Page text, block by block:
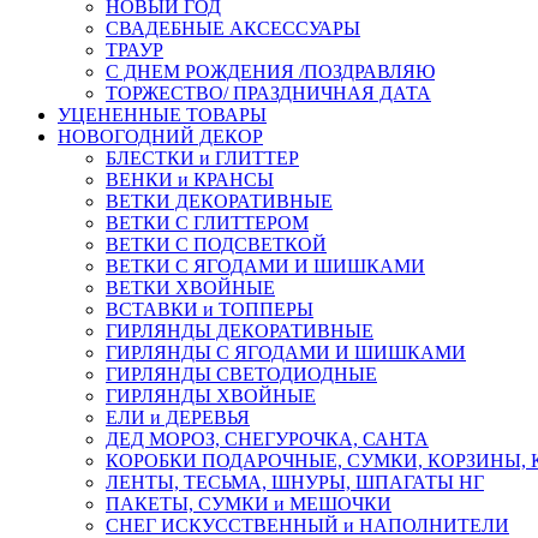
НОВЫЙ ГОД
СВАДЕБНЫЕ АКСЕССУАРЫ
ТРАУР
С ДНЕМ РОЖДЕНИЯ /ПОЗДРАВЛЯЮ
ТОРЖЕСТВО/ ПРАЗДНИЧНАЯ ДАТА
УЦЕНЕННЫЕ ТОВАРЫ
НОВОГОДНИЙ ДЕКОР
БЛЕСТКИ и ГЛИТТЕР
ВЕНКИ и КРАНСЫ
ВЕТКИ ДЕКОРАТИВНЫЕ
ВЕТКИ С ГЛИТТЕРОМ
ВЕТКИ С ПОДСВЕТКОЙ
ВЕТКИ С ЯГОДАМИ И ШИШКАМИ
ВЕТКИ ХВОЙНЫЕ
ВСТАВКИ и ТОППЕРЫ
ГИРЛЯНДЫ ДЕКОРАТИВНЫЕ
ГИРЛЯНДЫ С ЯГОДАМИ И ШИШКАМИ
ГИРЛЯНДЫ СВЕТОДИОДНЫЕ
ГИРЛЯНДЫ ХВОЙНЫЕ
ЕЛИ и ДЕРЕВЬЯ
ДЕД МОРОЗ, СНЕГУРОЧКА, САНТА
КОРОБКИ ПОДАРОЧНЫЕ, СУМКИ,
ЛЕНТЫ, ТЕСЬМА, ШНУРЫ, ШПАГАТЫ НГ
ПАКЕТЫ, СУМКИ и МЕШОЧКИ
СНЕГ ИСКУССТВЕННЫЙ и НАПОЛНИТЕЛИ